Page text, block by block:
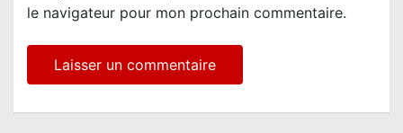
le navigateur pour mon prochain commentaire.